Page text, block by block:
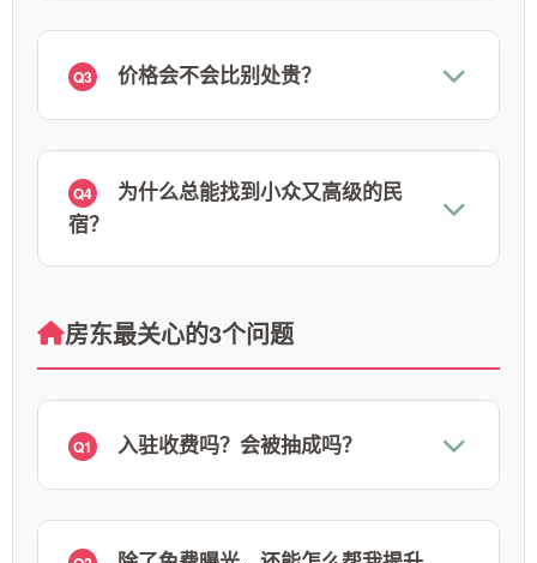
Q3 价格会不会比别处贵？
Q4
为什么总能找到小众又高级的民
宿？
房东最关心的3个问题
Q1 入驻收费吗？会被抽成吗？